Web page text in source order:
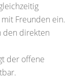
Freunden ein.
den direkten
der offene